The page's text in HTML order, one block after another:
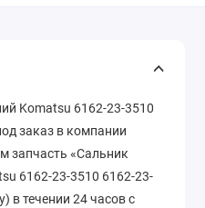
Komatsu 6162-23-3510
заказ в компании
запчасть «Сальник
6162-23-3510 6162-23-
в течении 24 часов с